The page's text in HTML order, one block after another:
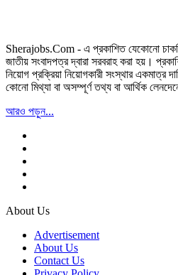
Sherajobs.Com - এ প্রকাশিত যেকোনো
জাতীয় সংবাদপত্র দ্বারা সরবরাহ করা হয়।
নিয়োগ প্রক্রিয়া নিয়োগকারী সংস্থার একমাত্র
কোনো মিথ্যা বা অসম্পূর্ণ তথ্য বা আর্থিক
আরও পড়ুন...
About Us
Advertisement
About Us
Contact Us